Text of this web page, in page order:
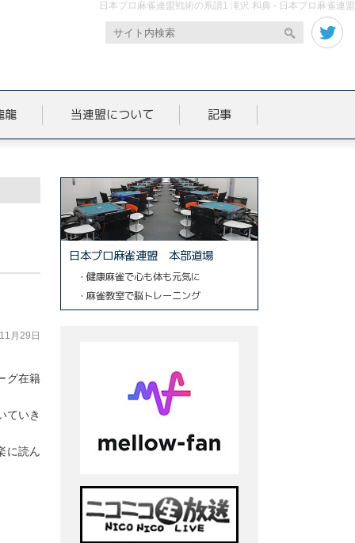
日本プロ麻雀連盟戦術の系譜1 滝沢 和典 - 日本プロ麻雀連盟
龍 当連盟について 記事
月29日
グ在籍
ていき
に読ん
日本プロ麻雀連盟 本部道場
・健康麻雀で心も体も元気に
・麻雀教室で脳トレーニング